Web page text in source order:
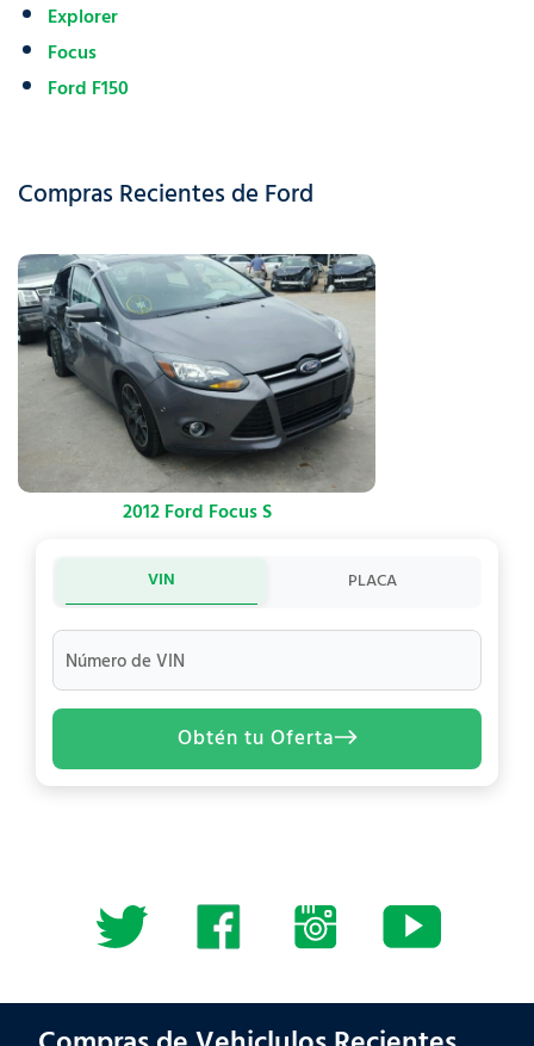
Explorer
Focus
Ford F150
Compras Recientes de Ford
2012 Ford Focus S
VIN PLACA
Número de VIN
Obtén tu Oferta